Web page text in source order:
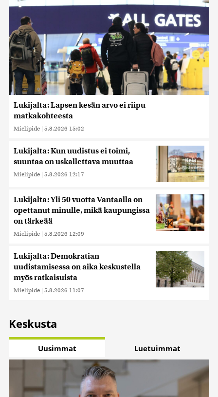
Lukijalta: Lapsen kesän arvo ei riipu
matkakohteesta
Mielipide | 5.8.2026 15:02
Lukijalta: Kun uudistus ei toimi,
suuntaa on uskallettava muuttaa
Mielipide | 5.8.2026 12:17
Lukijalta: Yli 50 vuotta Vantaalla on
opettanut minulle, mikä kaupungissa
on tärkeää
Mielipide | 5.8.2026 12:09
Lukijalta: Demokratian
uudistamisessa on aika keskustella
myös ratkaisuista
Mielipide | 5.8.2026 11:07
Keskusta
Uusimmat Luetuimmat